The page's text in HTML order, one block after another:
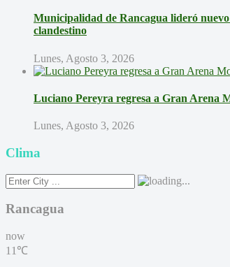
Municipalidad de Rancagua lideró
clandestino
Lunes, Agosto 3, 2026
Luciano Pereyra regresa a Gran Arena
Lunes, Agosto 3, 2026
Clima
Rancagua
now
11℃